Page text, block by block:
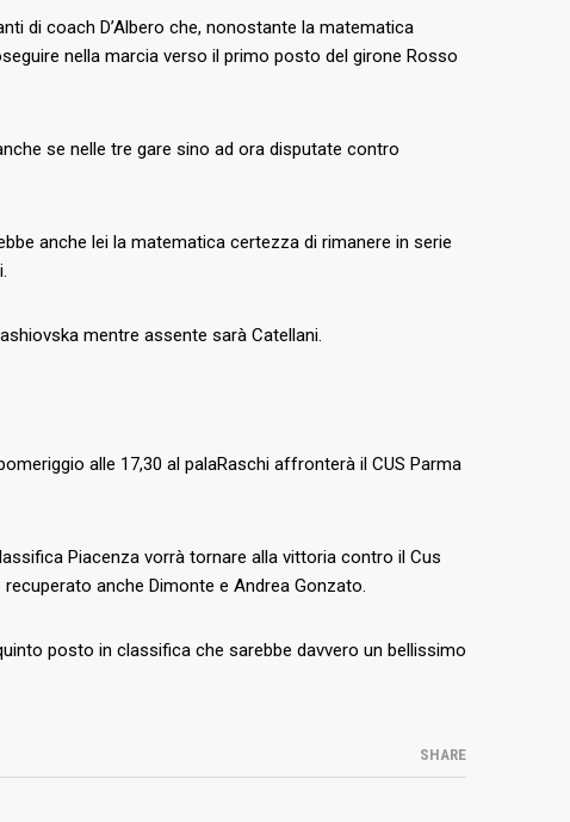
di coach D’Albero che, nonostante la matematica
nella marcia verso il primo posto del girone Rosso
se nelle tre gare sino ad ora disputate contro
anche lei la matematica certezza di rimanere in serie
mentre assente sarà Catellani.
alle 17,30 al palaRaschi affronterà il CUS Parma
Piacenza vorrà tornare alla vittoria contro il Cus
anche Dimonte e Andrea Gonzato.
posto in classifica che sarebbe davvero un bellissimo
SHARE